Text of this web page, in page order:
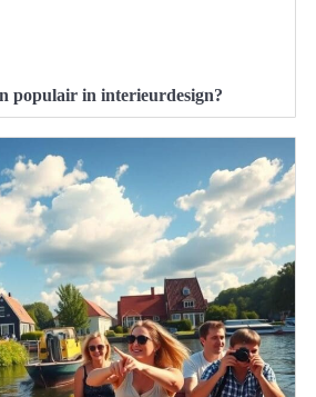
populair in interieurdesign?